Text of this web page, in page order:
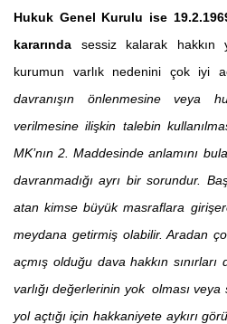
Hukuk Genel Kurulu ise
kararında sessiz kalarak hakkın
kurumun varlık nedenini çok iyi
davranışın önlenmesine veya
verilmesine ilişkin talebin
MK’nın 2. Maddesinde anlamını
davranmadığı ayrı bir sorundur.
atan kimse büyük masraflara
meydana getirmiş olabilir. Aradan
açmış olduğu dava hakkın sınırları
varlığı değerlerinin yok olması
yol açtığı için hakkaniyete aykırı